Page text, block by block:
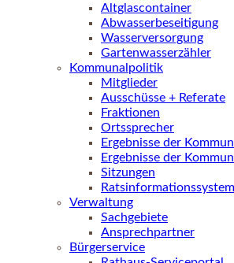
Altglascontainer
Abwasserbeseitigung
Wasserversorgung
Gartenwasserzähler
Kommunalpolitik
Mitglieder
Ausschüsse + Referate
Fraktionen
Ortssprecher
Ergebnisse der
Ergebnisse der
Sitzungen
Ratsinformationssystem
Verwaltung
Sachgebiete
Ansprechpartner
Bürgerservice